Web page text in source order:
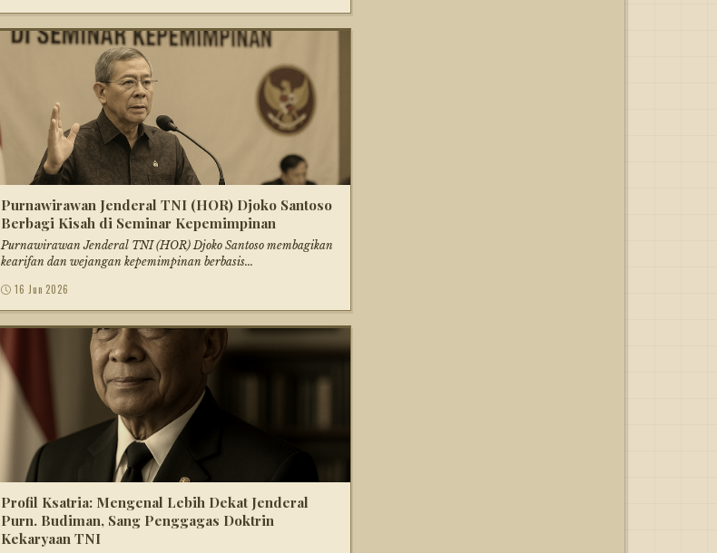
Purnawirawan Jenderal TNI (HOR) Djoko Santoso
Berbagi Kisah di Seminar Kepemimpinan
Purnawirawan Jenderal TNI (HOR) Djoko Santoso membagikan
kearifan dan wejangan kepemimpinan berbasis...
16 Jun 2026
Profil Ksatria: Mengenal Lebih Dekat Jenderal
Purn. Budiman, Sang Penggagas Doktrin
Kekaryaan TNI